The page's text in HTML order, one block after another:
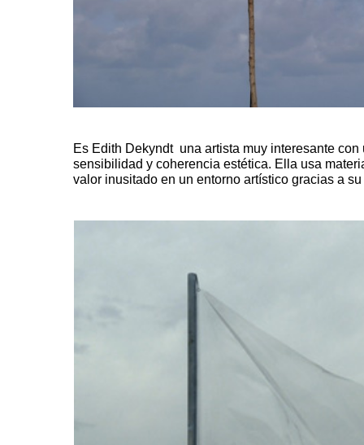
Es Edith Dekyndt una artista muy interesante
sensibilidad y coherencia estética. Ella usa
valor inusitado en un entorno artístico gracias a